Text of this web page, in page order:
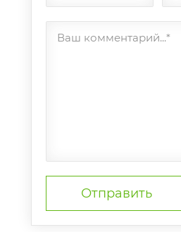
Ваш комментарий...*